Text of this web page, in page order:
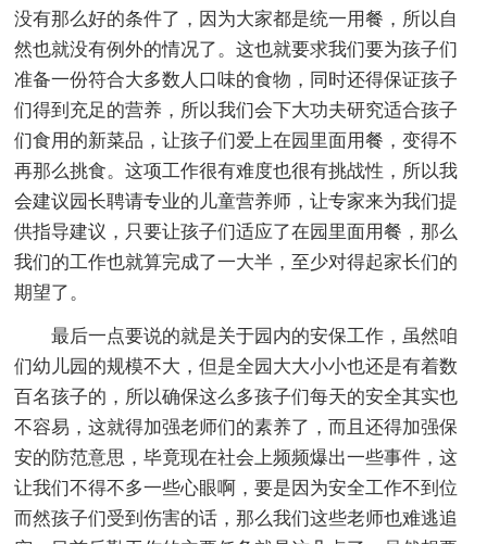
没有那么好的条件了，因为大家都是统一用餐，所以自
然也就没有例外的情况了。这也就要求我们要为孩子们
准备一份符合大多数人口味的食物，同时还得保证孩子
们得到充足的营养，所以我们会下大功夫研究适合孩子
们食用的新菜品，让孩子们爱上在园里面用餐，变得不
再那么挑食。这项工作很有难度也很有挑战性，所以我
会建议园长聘请专业的儿童营养师，让专家来为我们提
供指导建议，只要让孩子们适应了在园里面用餐，那么
我们的工作也就算完成了一大半，至少对得起家长们的
期望了。
最后一点要说的就是关于园内的安保工作，虽然咱
们幼儿园的规模不大，但是全园大大小小也还是有着数
百名孩子的，所以确保这么多孩子们每天的安全其实也
不容易，这就得加强老师们的素养了，而且还得加强保
安的防范意思，毕竟现在社会上频频爆出一些事件，这
让我们不得不多一些心眼啊，要是因为安全工作不到位
而然孩子们受到伤害的话，那么我们这些老师也难逃追